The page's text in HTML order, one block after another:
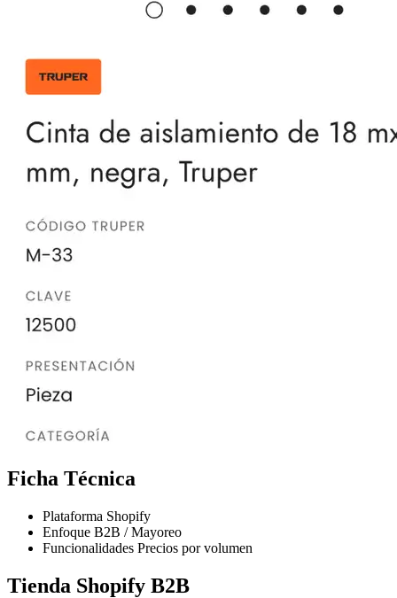
Ficha Técnica
Plataforma Shopify
Enfoque B2B / Mayoreo
Funcionalidades Precios por volumen
Tienda Shopify B2B